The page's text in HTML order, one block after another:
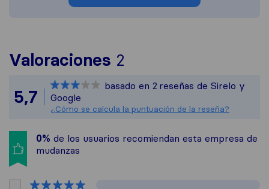
Valoraciones 2
Todas las reseñas
5,7
basado en 2 reseñas de Sirelo y
Google
¿Cómo se calcula la puntuación de la reseña?
0% de los usuarios recomiendan esta empresa de
mudanzas